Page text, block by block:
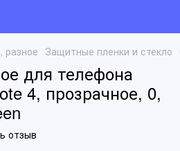
разное Защитные пленки и стекло
для телефона
4, прозрачное, 0,
отзыв